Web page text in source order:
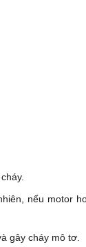
nếu motor
gây cháy mô tơ.